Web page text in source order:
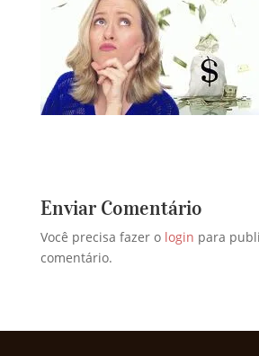
Enviar Comentário
Você precisa fazer o login para
comentário.